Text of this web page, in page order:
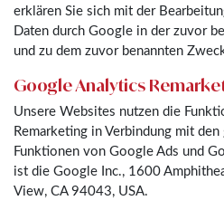
erklären Sie sich mit der
Daten durch Google in der zuvor
und zu dem zuvor benannten
Google Analytics
Unsere Websites nutzen die
Remarketing in Verbindung mit
Funktionen von Google Ads und
ist die Google Inc., 1600
View, CA 94043, USA.